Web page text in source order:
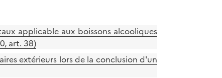
applicable aux boissons alcooliques
art. 38)
extérieurs lors de la conclusion d'un